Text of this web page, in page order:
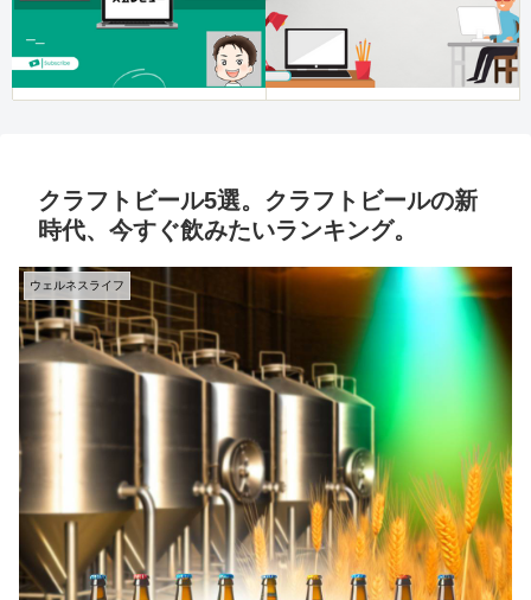
クラフトビール5選。クラフトビールの新
時代、今すぐ飲みたいランキング。
ウェルネスライフ